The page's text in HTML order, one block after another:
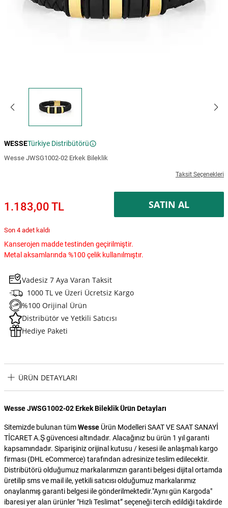
WESSETürkiye Distribütörü
Wesse JWSG1002-02 Erkek Bileklik
Taksit Seçenekleri
1.183,00 TL SATIN AL
Son 4 adet kaldı
Kanserojen madde testinden geçirilmiştir.
Metal aksamlarında %100 çelik kullanılmıştır.
Vadesiz 7 Aya Varan Taksit
1000 TL ve Üzeri Ücretsiz Kargo
%100 Orijinal Ürün
Distribütör ve Yetkili Satıcısı
Hediye Paketi
ÜRÜN DETAYLARI
Wesse JWSG1002-02 Erkek Bileklik Ürün Detayları
Sitemizde bulunan tümWesse Ürün Modelleri SAAT VE SAAT SANAYİ
TİCARET A.Ş güvencesi altındadır. Alacağınız bu ürün 1 yıl garanti
kapsamındadır. Siparişiniz orijinal kutusu / kesesi ile anlaşmalı kargo
firması (DHL eCommerce) tarafından adresinize teslim edilecektir.
Distribütörü olduğumuz markalarımızın garanti belgesi dijital ortamda
üretilip sms ve mail ile, yetkili satıcısı olduğumuz markalarımız
onaylanmış garanti belgesi ile gönderilmektedir."Aynı gün Kargoda"
ibaresi yer alan ürünler "Hızlı Teslimat” seçeneği tercih edildiği takdirde